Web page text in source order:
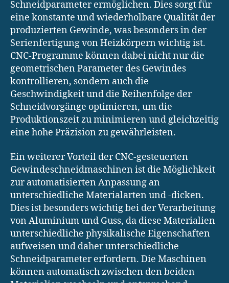
Schneidparameter ermöglichen. Dies sorgt für
eine konstante und wiederholbare Qualität der
produzierten Gewinde, was besonders in der
Serienfertigung von Heizkörpern wichtig ist.
CNC-Programme können dabei nicht nur die
geometrischen Parameter des Gewindes
kontrollieren, sondern auch die
Geschwindigkeit und die Reihenfolge der
Schneidvorgänge optimieren, um die
Produktionszeit zu minimieren und gleichzeitig
eine hohe Präzision zu gewährleisten.
Ein weiterer Vorteil der CNC-gesteuerten
Gewindeschneidmaschinen ist die Möglichkeit
zur automatisierten Anpassung an
unterschiedliche Materialarten und -dicken.
Dies ist besonders wichtig bei der Verarbeitung
von Aluminium und Guss, da diese Materialien
unterschiedliche physikalische Eigenschaften
aufweisen und daher unterschiedliche
Schneidparameter erfordern. Die Maschinen
können automatisch zwischen den beiden